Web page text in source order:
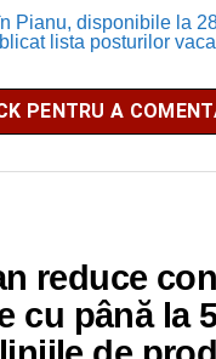
Pianu, disponibile la
lista posturilor
PENTRU A
reduce
cu până la